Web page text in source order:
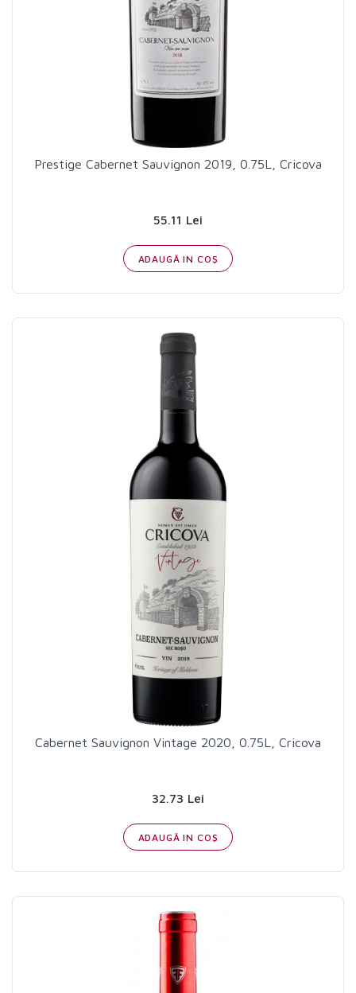
Prestige Cabernet Sauvignon 2019, 0.75L, Cricova
55.11 Lei
ADAUGĂ IN COŞ
Cabernet Sauvignon Vintage 2020, 0.75L, Cricova
32.73 Lei
ADAUGĂ IN COŞ